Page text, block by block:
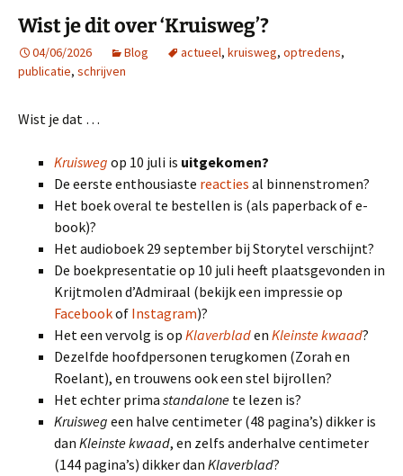
Wist je dit over ‘Kruisweg’?
04/06/2026 Blog actueel, kruisweg, optredens,
publicatie, schrijven
Wist je dat …
Kruisweg op 10 juli is uitgekomen?
De eerste enthousiaste reacties al binnenstromen?
Het boek overal te bestellen is (als paperback of e-
book)?
Het audioboek 29 september bij Storytel verschijnt?
De boekpresentatie op 10 juli heeft plaatsgevonden in
Krijtmolen d’Admiraal (bekijk een impressie op
Facebookof Instagram)?
Het een vervolg is op Klaverbladen Kleinste kwaad?
Dezelfde hoofdpersonen terugkomen (Zorah en
Roelant), en trouwens ook een stel bijrollen?
Het echter prima standalone te lezen is?
Kruisweg een halve centimeter (48 pagina’s) dikker is
dan Kleinste kwaad, en zelfs anderhalve centimeter
(144 pagina’s) dikker dan Klaverblad?